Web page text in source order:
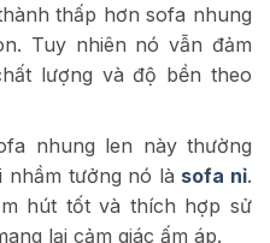
thấp hơn sofa nhung
Tuy nhiên nó vẫn đảm
lượng và độ bền theo
nhung len này thường
nhầm tưởng nó là sofa nỉ.
hút tốt và thích hợp sử
lại cảm giác ấm áp.